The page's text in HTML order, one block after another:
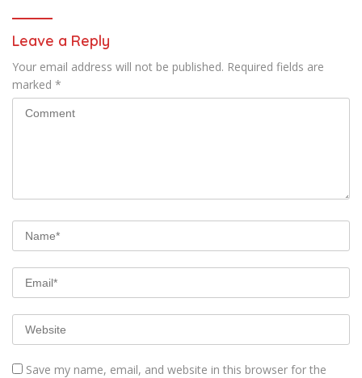
Leave a Reply
Your email address will not be published. Required fields are
marked *
Save my name, email, and website in this browser for the